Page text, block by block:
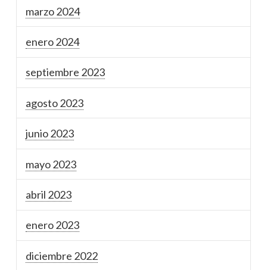
marzo 2024
enero 2024
septiembre 2023
agosto 2023
junio 2023
mayo 2023
abril 2023
enero 2023
diciembre 2022